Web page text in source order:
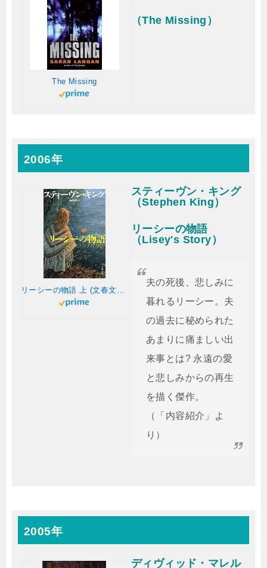
The Missing
（The Missing）
2006年
リーシーの物語 上 (文春文庫 キ 2-44)
スティーヴン・キング
（Stephen King）
リーシーの物語
（Lisey's Story）
夫の死後、悲しみに
暮れるリーシー。夫
の過去に秘められた
あまりに痛ましい出
来事とは? 永遠の愛
と悲しみからの再生
を描く傑作。
（「内容紹介」よ
り）
2005年
ディヴィッド・マレル